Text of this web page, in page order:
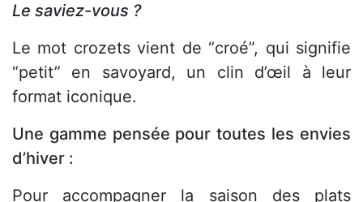
Le saviez-vous ?
Le mot crozets vient de “croé”, qui signifie
“petit” en savoyard, un clin d’œil à leur
format iconique.
Une gamme pensée pour toutes les envies
d’hiver :
Pour accompagner la saison des plats